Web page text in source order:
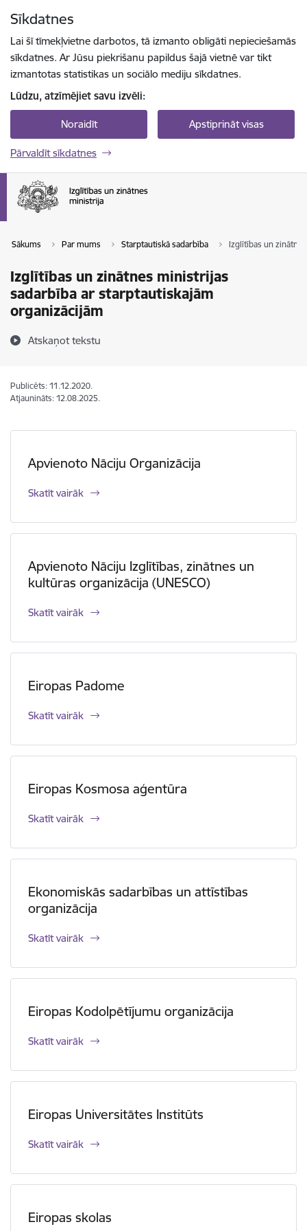
Sīkdatnes
Lai šī tīmekļvietne darbotos, tā izmanto obligāti nepieciešamās
sīkdatnes. Ar Jūsu piekrišanu papildus šajā vietnē var tikt
izmantotas statistikas un sociālo mediju sīkdatnes.
Lūdzu, atzīmējiet savu izvēli:
Noraidīt Apstiprināt visas
Pārvaldīt sīkdatnes
Sākums Par mums Starptautiskā sadarbība Izglītības un
Izglītības un zinātnes ministrijas
sadarbība ar starptautiskajām
organizācijām
Atskaņot tekstu
Publicēts: 11.12.2020.
Atjaunināts: 12.08.2025.
Apvienoto Nāciju Organizācija
Skatīt vairāk
Apvienoto Nāciju Izglītības, zinātnes un
kultūras organizācija (UNESCO)
Skatīt vairāk
Eiropas Padome
Skatīt vairāk
Eiropas Kosmosa aģentūra
Skatīt vairāk
Ekonomiskās sadarbības un attīstības
organizācija
Skatīt vairāk
Eiropas Kodolpētījumu organizācija
Skatīt vairāk
Eiropas Universitātes Institūts
Skatīt vairāk
Eiropas skolas